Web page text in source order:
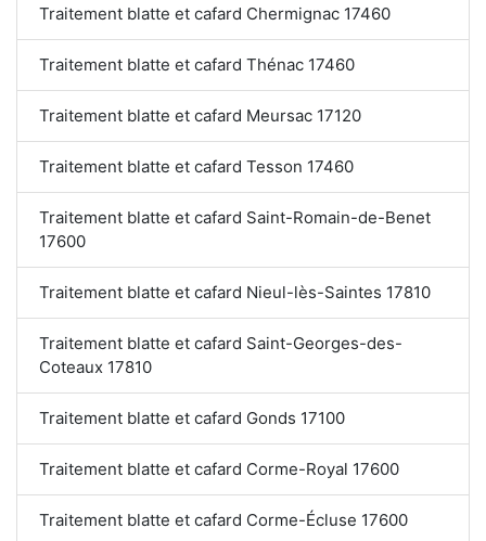
Traitement blatte et cafard Chermignac 17460
Traitement blatte et cafard Thénac 17460
Traitement blatte et cafard Meursac 17120
Traitement blatte et cafard Tesson 17460
Traitement blatte et cafard Saint-Romain-de-Benet
17600
Traitement blatte et cafard Nieul-lès-Saintes 17810
Traitement blatte et cafard Saint-Georges-des-
Coteaux 17810
Traitement blatte et cafard Gonds 17100
Traitement blatte et cafard Corme-Royal 17600
Traitement blatte et cafard Corme-Écluse 17600